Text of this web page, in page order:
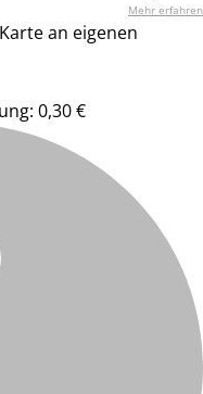
Mehr erfahren
an eigenen
0,30 €